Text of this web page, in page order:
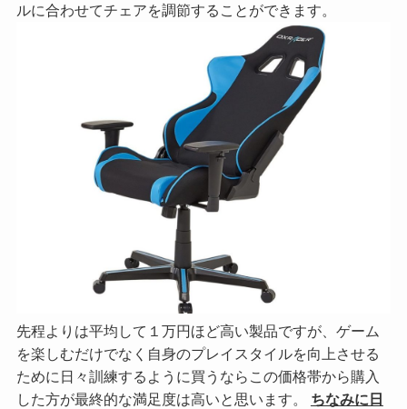
ルに合わせてチェアを調節することができます。
先程よりは平均して１万円ほど高い製品ですが、ゲーム
を楽しむだけでなく自身のプレイスタイルを向上させる
ために日々訓練するように買うならこの価格帯から購入
した方が最終的な満足度は高いと思います。 ちなみに日